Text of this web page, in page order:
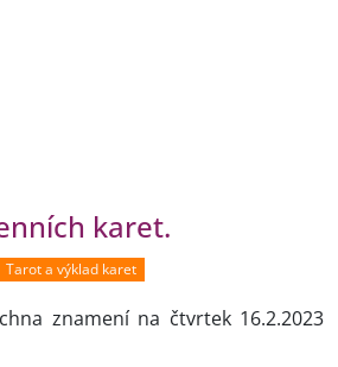
karet.
Tarot a výklad karet
znamení na čtvrtek 16.2.2023